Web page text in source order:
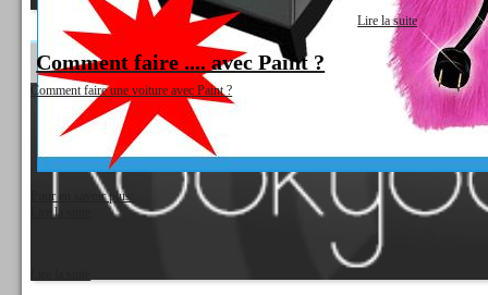
Pour en savoir plus:
Lire la suite
Lire la suite
Comment faire .... avec Paint ?
Comment faire une voiture avec Paint ?